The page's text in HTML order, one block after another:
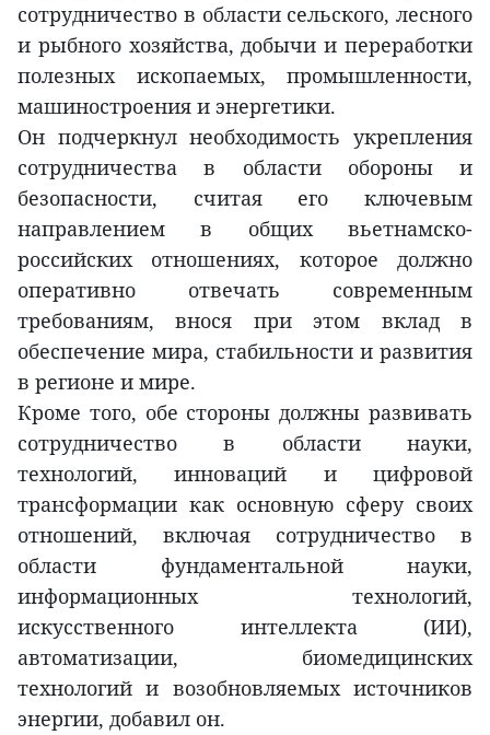
сотрудничество в области сельского, лесного
и рыбного хозяйства, добычи и переработки
полезных ископаемых, промышленности,
машиностроения и энергетики.
Он подчеркнул необходимость укрепления
сотрудничества в области обороны и
безопасности, считая его ключевым
направлением в общих вьетнамско-
российских отношениях, которое должно
оперативно отвечать современным
требованиям, внося при этом вклад в
обеспечение мира, стабильности и развития
в регионе и мире.
Кроме того, обе стороны должны развивать
сотрудничество в области науки,
технологий, инноваций и цифровой
трансформации как основную сферу своих
отношений, включая сотрудничество в
области фундаментальной науки,
информационных технологий,
искусственного интеллекта (ИИ),
автоматизации, биомедицинских
технологий и возобновляемых источников
энергии, добавил он.